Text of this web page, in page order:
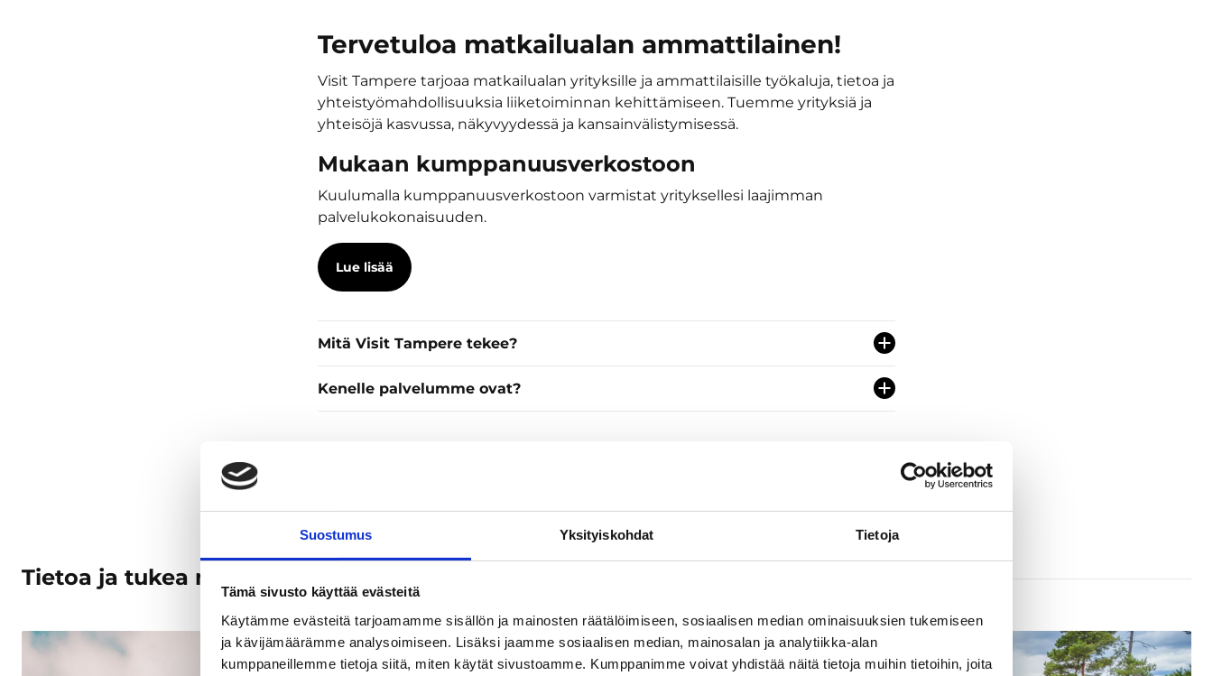
Suostumus Yksityiskohdat Tietoja
Tämä sivusto käyttää evästeitä
Käytämme evästeitä tarjoamamme sisällön ja mainosten räätälöimiseen, sosiaalisen median ominaisuuksien tukemiseen
ja kävijämäärämme analysoimiseen. Lisäksi jaamme sosiaalisen median, mainosalan ja analytiikka-alan
kumppaneillemme tietoja siitä, miten käytät sivustoamme. Kumppanimme voivat yhdistää näitä tietoja muihin tietoihin, joita
Tervetuloa matkailualan ammattilainen!
Visit Tampere tarjoaa matkailualan yrityksille ja ammattilaisille työkaluja, tietoa ja
yhteistyömahdollisuuksia liiketoiminnan kehittämiseen. Tuemme yrityksiä ja
yhteisöjä kasvussa, näkyvyydessä ja kansainvälistymisessä.
Mukaan kumppanuusverkostoon
Kuulumalla kumppanuusverkostoon varmistat yrityksellesi laajimman
palvelukokonaisuuden.
Lue lisää
Mitä Visit Tampere tekee?
Kenelle palvelumme ovat?
Tietoa ja tukea matkailualalle